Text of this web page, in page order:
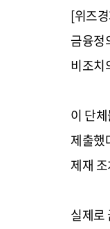
[위즈
금융정
비조치
이 단
제출했
제재
실제로